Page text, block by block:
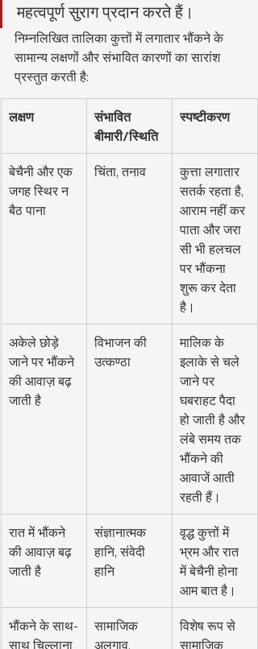
महत्वपूर्ण सुराग प्रदान करते हैं।
निम्नलिखित तालिका कुत्तों में लगातार भौंकने के
सामान्य लक्षणों और संभावित कारणों का सारांश
प्रस्तुत करती है:
लक्षण
संभावित
बीमारी/स्थिति
स्पष्टीकरण
बेचैनी और एक
जगह स्थिर न
बैठ पाना
चिंता, तनाव
कुत्ता लगातार
सतर्क रहता है,
आराम नहीं कर
पाता और जरा
सी भी हलचल
पर भौंकना
शुरू कर देता
है।
अकेले छोड़े
जाने पर भौंकने
की आवाज़ बढ़
जाती है
विभाजन की
उत्कण्ठा
मालिक के
इलाके से चले
जाने पर
घबराहट पैदा
हो जाती है और
लंबे समय तक
भौंकने की
आवाजें आती
रहती हैं।
रात में भौंकने
की आवाज़ बढ़
जाती है
संज्ञानात्मक
हानि, संवेदी
हानि
वृद्ध कुत्तों में
भ्रम और रात
में बेचैनी होना
आम बात है।
भौंकने के साथ-
साथ चिल्लाना
सामाजिक
अलगाव,
विशेष रूप से
सामाजिक